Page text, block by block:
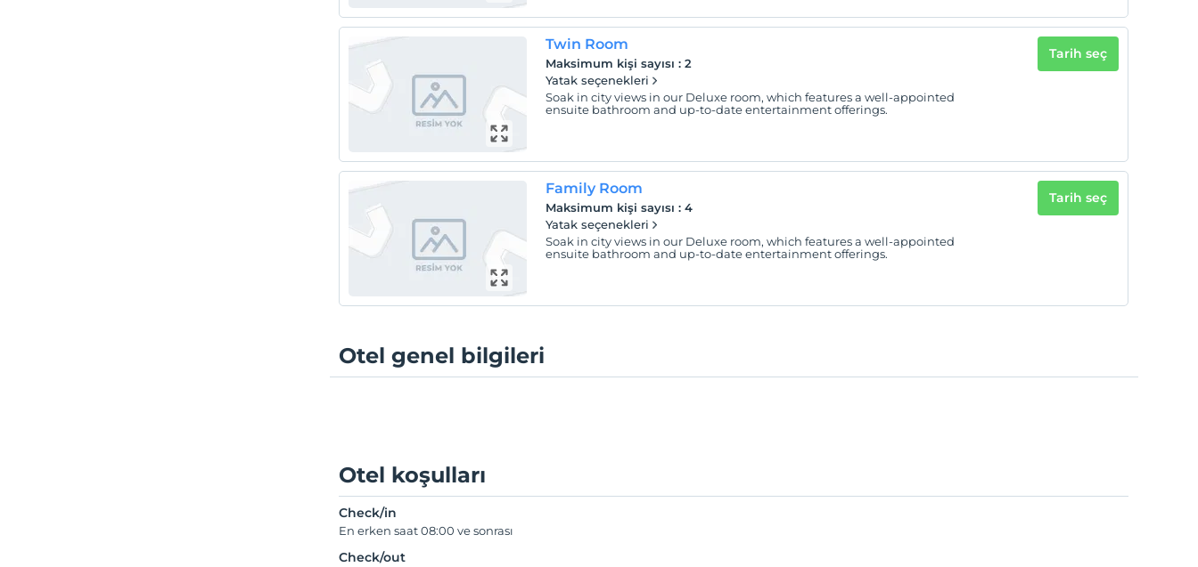
Twin Room
Maksimum kişi sayısı :2
Yatak seçenekleri
Soak in city views in our Deluxe room, which features a well-appointed
ensuite bathroom and up-to-date entertainment offerings.
Tarih seç
Family Room
Maksimum kişi sayısı :4
Yatak seçenekleri
Soak in city views in our Deluxe room, which features a well-appointed
ensuite bathroom and up-to-date entertainment offerings.
Tarih seç
Otel genel bilgileri
Otel koşulları
Check/in
En erken saat 08:00 ve sonrası
Check/out